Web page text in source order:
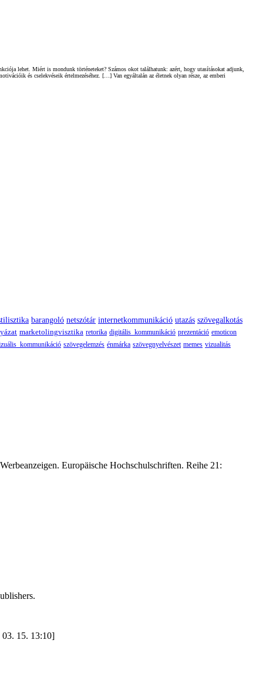
lehet. Miért is mondunk történeteket? Számos okot találhatunk: azért, hogy utasításokat adjunk,
és cselekvéseik értelmezéséhez. […] Van egyáltalán az életnek olyan része, az emberi
barangoló netszótár internetkommunikáció utazás szövegalkotás
marketolingvisztika retorika digitális_kommunikáció prezentáció emoticon
szövegelemzés énmárka szövegnyelvészet memes vizualitás
Europäische Hochschulschriften. Reihe 21:
15. 13:10]